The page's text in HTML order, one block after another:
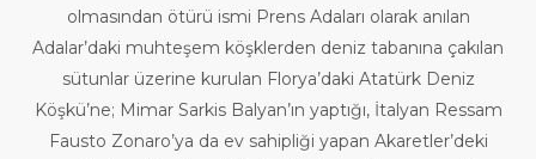
olmasından ötürü ismi Prens Adaları olarak anılan
Adalar’daki muhteşem köşklerden deniz tabanına çakılan
sütunlar üzerine kurulan Florya’daki Atatürk Deniz
Köşkü’ne; Mimar Sarkis Balyan’ın yaptığı, İtalyan Ressam
Fausto Zonaro’ya da ev sahipliği yapan Akaretler’deki